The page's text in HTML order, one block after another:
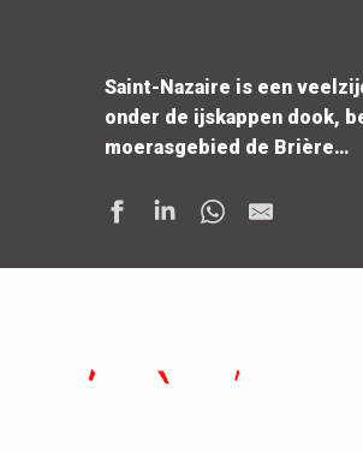
Saint-Nazaire is een
onder de ijskappen dook,
moerasgebied de Brière…